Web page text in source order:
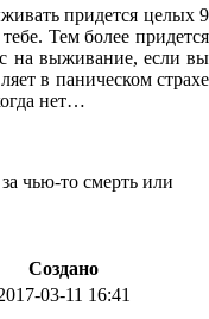
придется целых 9
Тем более придется
на выживание, если вы
в паническом страхе
нет…
чью-то смерть или
Создано
03-11 16:41